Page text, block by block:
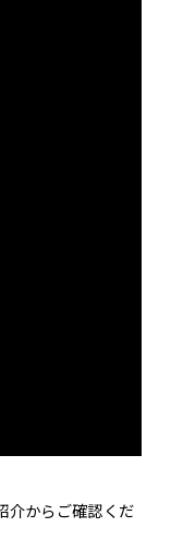
介からご確認くだ